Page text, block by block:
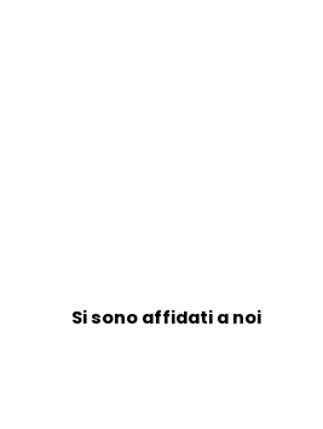
Si sono affidati a noi